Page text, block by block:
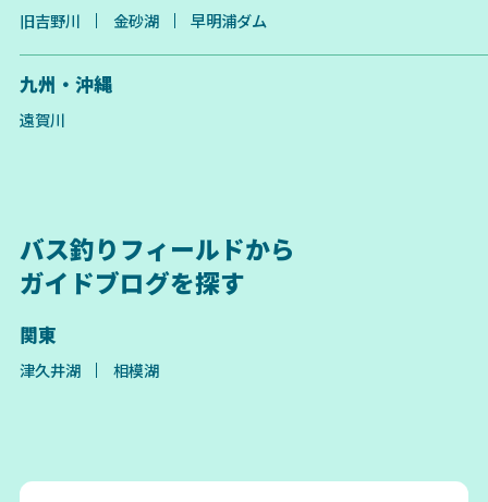
旧吉野川 金砂湖 早明浦ダム
九州・沖縄
遠賀川
バス釣りフィールドから
ガイドブログを探す
関東
津久井湖 相模湖